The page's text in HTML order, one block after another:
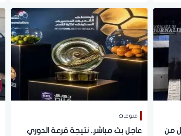
من
منوعات
عاجل بث مباشر.. نتيجة قرعة الدوري